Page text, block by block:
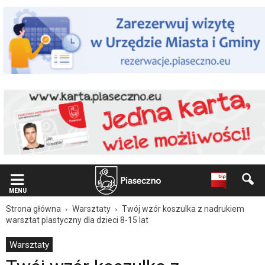
użytkowników
czytników
ekranowych Znajdujesz
się
podstronie
wzór
koszulka
nadrukiem
warsztat
plastyczny
dla
dzieci
8-
lat
MENU
Strona główna Warsztaty
Twój wzór koszulka z nadrukiem
warsztat plastyczny dla dzieci 8-15 lat
Warsztaty